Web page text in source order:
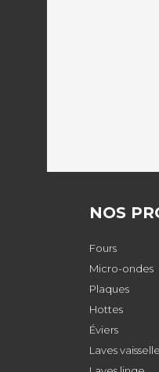
NOS
Fours
Micro-ondes
Plaques
Hottes
Éviers
Laves vaisselle